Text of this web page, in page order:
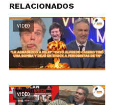
RELACIONADOS
VIDEO
VIDEO